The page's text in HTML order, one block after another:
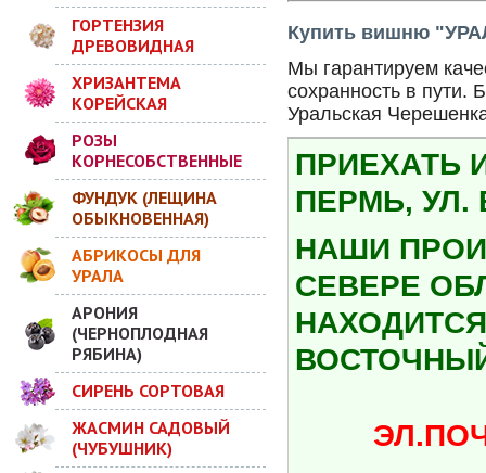
ГОРТЕНЗИЯ
ДРЕВОВИДНАЯ
ХРИЗАНТЕМА
КОРЕЙСКАЯ
РОЗЫ
КОРНЕСОБСТВЕННЫЕ
ФУНДУК (ЛЕЩИНА
ОБЫКНОВЕННАЯ)
АБРИКОСЫ ДЛЯ
УРАЛА
АРОНИЯ
(ЧЕРНОПЛОДНАЯ
РЯБИНА)
СИРЕНЬ СОРТОВАЯ
ЖАСМИН САДОВЫЙ
(ЧУБУШНИК)
Купить вишню
Мы гарантируем
сохранность в пути.
Уральская
ПРИЕХАТЬ
ПЕРМЬ, УЛ.
НАШИ
СЕВЕРЕ